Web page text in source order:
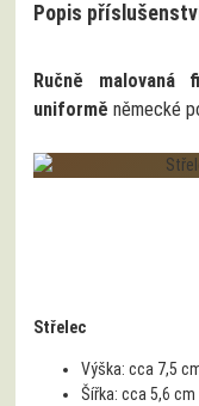
Popis
Ručně
uniformě německé
Střelec
Výška:cca 7,5
Šířka:cca 5,6 cm